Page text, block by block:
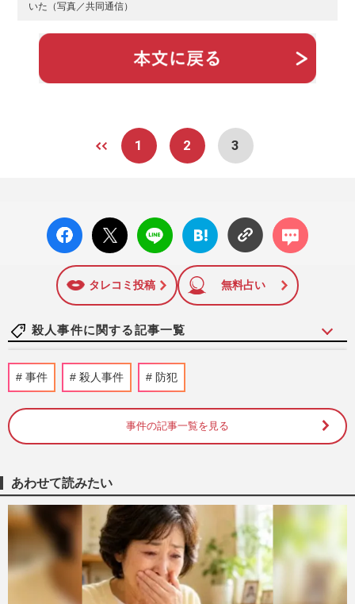
いた（写真／共同通信）
1 2 3
facebo
ok い
X ポス
ト
LINE
はてな
ブック
に追加
コメン
ト
タレコミ投稿 無料占い
殺人事件に関する記事一覧
《千葉県柏市の大便点滴殺人》「便注入、
死ぬか」検索で逮捕の看護師・古川美由紀
週刊女性PRIME 2026/7/28
休職中に抱え込んだ「健康と将来」への悲
観…幼い2人を手にかけた…
週刊女性2026年7月28日・8月4日号
《江別市・集団暴行死》川村葉音被告“懲
役30年”の判決に「甘すぎる」「遺族が報
われない」疑問噴出、惨す…
事件 殺人事件 防犯
事件の記事一覧を見る
あわせて読みたい